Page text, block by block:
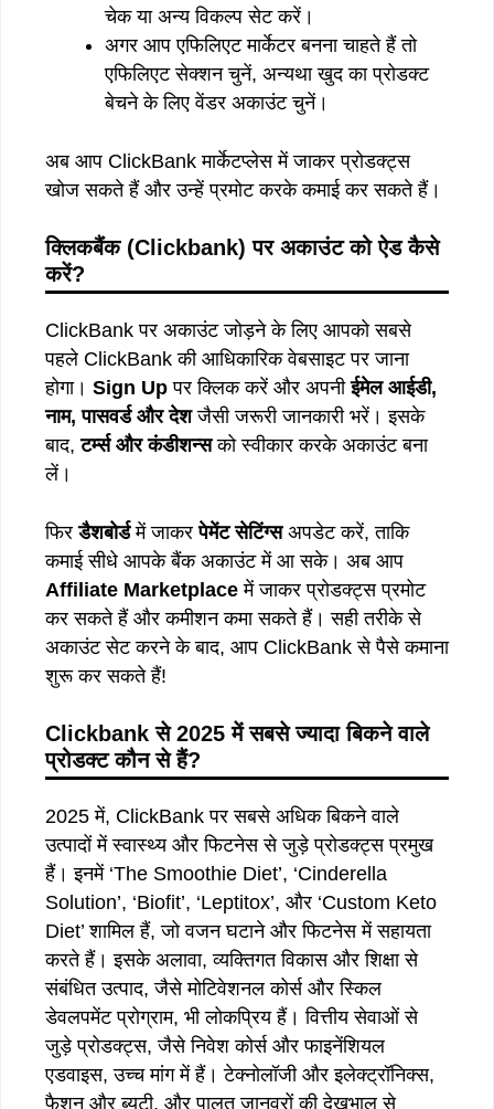
चेक या अन्य विकल्प सेट करें।
अगर आप एफिलिएट मार्केटर बनना चाहते हैं तो
एफिलिएट सेक्शन चुनें, अन्यथा खुद का प्रोडक्ट
बेचने के लिए वेंडर अकाउंट चुनें।
अब आप ClickBank मार्केटप्लेस में जाकर प्रोडक्ट्स
खोज सकते हैं और उन्हें प्रमोट करके कमाई कर सकते हैं।
क्लिकबैंक (Clickbank) पर अकाउंट को ऐड कैसे
करें?
ClickBank पर अकाउंट जोड़ने के लिए आपको सबसे
पहले ClickBank की आधिकारिक वेबसाइट पर जाना
होगा। Sign Up पर क्लिक करें और अपनीईमेल आईडी,
नाम, पासवर्ड और देशजैसी जरूरी जानकारी भरें। इसके
बाद,टर्म्स और कंडीशन्सको स्वीकार करके अकाउंट बना
लें।
फिरडैशबोर्डमें जाकरपेमेंट सेटिंग्सअपडेट करें, ताकि
कमाई सीधे आपके बैंक अकाउंट में आ सके। अब आप
Affiliate Marketplace में जाकर प्रोडक्ट्स प्रमोट
कर सकते हैं और कमीशन कमा सकते हैं। सही तरीके से
अकाउंट सेट करने के बाद, आप ClickBank से पैसे कमाना
शुरू कर सकते हैं!
Clickbank से2025में सबसे ज्यादा बिकने वाले
प्रोडक्ट कौन से हैं?
2025 में, ClickBank पर सबसे अधिक बिकने वाले
उत्पादों में स्वास्थ्य और फिटनेस से जुड़े प्रोडक्ट्स प्रमुख
हैं। इनमें ‘The Smoothie Diet’, ‘Cinderella
Solution’, ‘Biofit’, ‘Leptitox’, और ‘Custom Keto
Diet’ शामिल हैं, जो वजन घटाने और फिटनेस में सहायता
करते हैं। इसके अलावा, व्यक्तिगत विकास और शिक्षा से
संबंधित उत्पाद, जैसे मोटिवेशनल कोर्स और स्किल
डेवलपमेंट प्रोग्राम, भी लोकप्रिय हैं। वित्तीय सेवाओं से
जुड़े प्रोडक्ट्स, जैसे निवेश कोर्स और फाइनेंशियल
एडवाइस, उच्च मांग में हैं। टेक्नोलॉजी और इलेक्ट्रॉनिक्स,
फैशन और ब्यूटी, और पालतू जानवरों की देखभाल से